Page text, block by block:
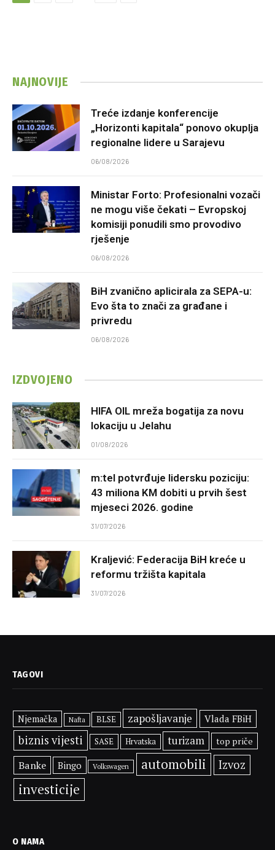
NAJNOVIJE
Treće izdanje konferencije
„Horizonti kapitala“ ponovo okuplja
regionalne lidere u Sarajevu
06/08/2026
Ministar Forto: Profesionalni vozači
ne mogu više čekati – Evropskoj
komisiji ponudili smo provodivo
rješenje
06/08/2026
BiH zvanično aplicirala za SEPA-u:
Evo šta to znači za građane i
privredu
06/08/2026
IZDVOJENO
HIFA OIL mreža bogatija za novu
lokaciju u Jelahu
01/08/2026
m:tel potvrđuje lidersku poziciju:
43 miliona KM dobiti u prvih šest
mjeseci 2026. godine
31/07/2026
Kraljević: Federacija BiH kreće u
reformu tržišta kapitala
31/07/2026
TAGOVI
Njemačka Nafta BLSE zapošljavanje Vlada FBiH
biznis vijesti SASE Hrvatska turizam top priče
Banke Bingo Volkswagen automobili Izvoz
investicije
O NAMA